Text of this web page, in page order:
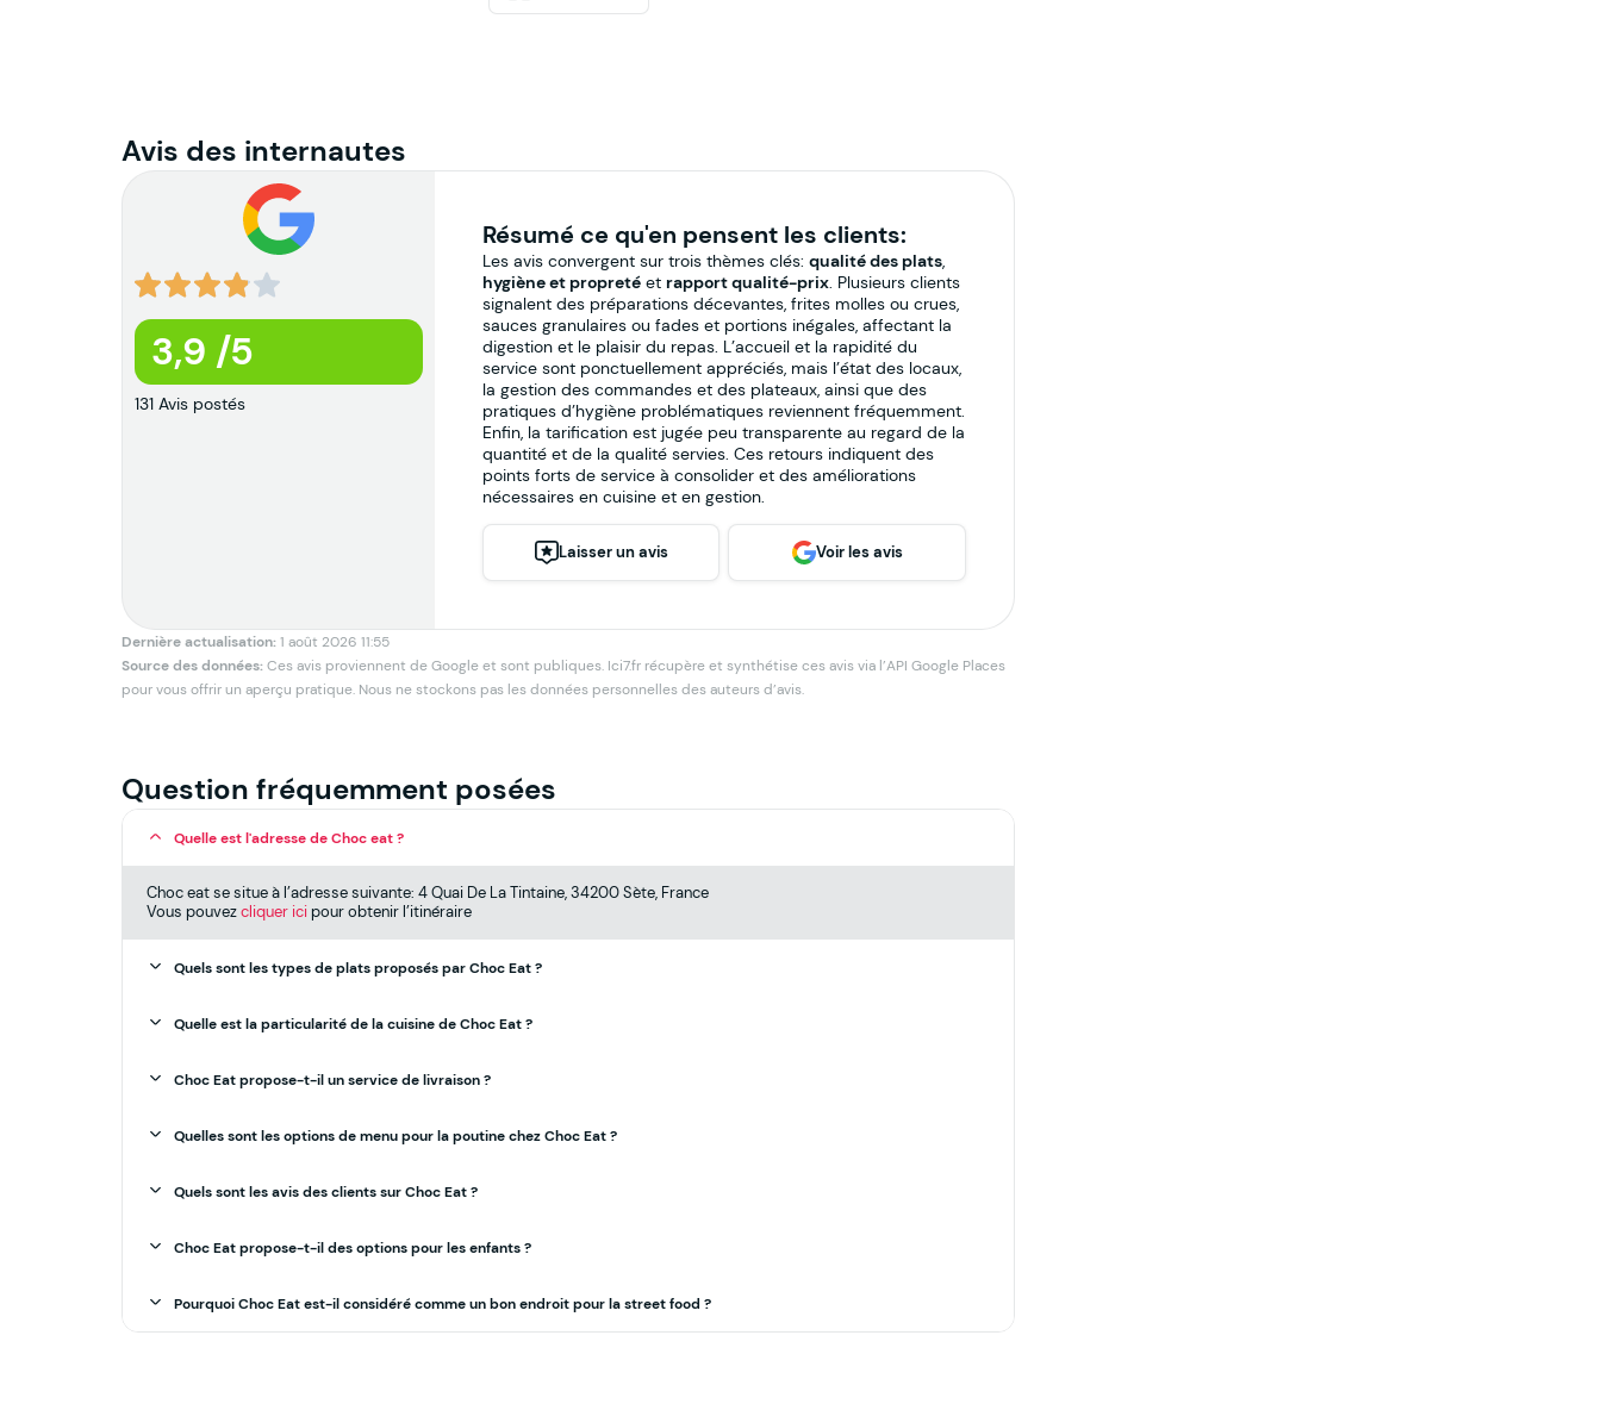
Avis des internautes
3,9 /5
131 Avis postés
Résumé ce qu'en pensent les clients:
Les avis convergent sur trois thèmes clés: qualité des plats,
hygiène et propretéet rapport qualité‑prix. Plusieurs clients
signalent des préparations décevantes, frites molles ou crues,
sauces granulaires ou fades et portions inégales, affectant la
digestion et le plaisir du repas. L’accueil et la rapidité du
service sont ponctuellement appréciés, mais l’état des locaux,
la gestion des commandes et des plateaux, ainsi que des
pratiques d’hygiène problématiques reviennent fréquemment.
Enfin, la tarification est jugée peu transparente au regard de la
quantité et de la qualité servies. Ces retours indiquent des
points forts de service à consolider et des améliorations
nécessaires en cuisine et en gestion.
Laisser un avis Voir les avis
Dernière actualisation: 1 août 2026 11:55
Source des données: Ces avis proviennent de Google et sont publiques. Ici7.fr récupère et synthétise ces avis via l’API Google Places
pour vous offrir un aperçu pratique. Nous ne stockons pas les données personnelles des auteurs d’avis.
Question fréquemment posées
Quelle est l'adresse de Choc eat ?
Choc eat se situe à l’adresse suivante: 4 Quai De La Tintaine, 34200 Sète, France
Vous pouvezcliquer icipour obtenir l’itinéraire
Quels sont les types de plats proposés par Choc Eat ?
Quelle est la particularité de la cuisine de Choc Eat ?
Choc Eat propose-t-il un service de livraison ?
Quelles sont les options de menu pour la poutine chez Choc Eat ?
Quels sont les avis des clients sur Choc Eat ?
Choc Eat propose-t-il des options pour les enfants ?
Pourquoi Choc Eat est-il considéré comme un bon endroit pour la street food ?